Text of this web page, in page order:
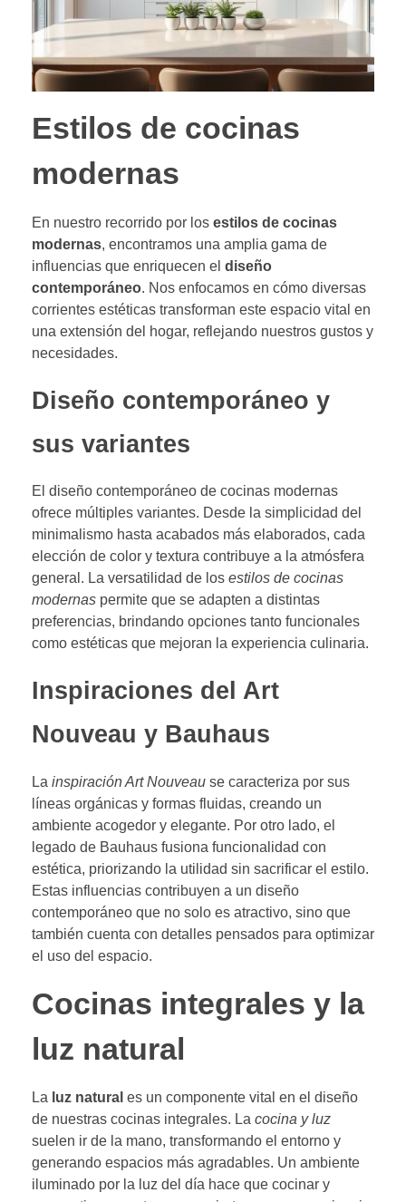
Estilos de cocinas
modernas
En nuestro recorrido por los estilos de cocinas
modernas, encontramos una amplia gama de
influencias que enriquecen el diseño
contemporáneo. Nos enfocamos en cómo diversas
corrientes estéticas transforman este espacio vital en
una extensión del hogar, reflejando nuestros gustos y
necesidades.
Diseño contemporáneo y
sus variantes
El diseño contemporáneo de cocinas modernas
ofrece múltiples variantes. Desde la simplicidad del
minimalismo hasta acabados más elaborados, cada
elección de color y textura contribuye a la atmósfera
general. La versatilidad de los estilos de cocinas
modernas permite que se adapten a distintas
preferencias, brindando opciones tanto funcionales
como estéticas que mejoran la experiencia culinaria.
Inspiraciones del Art
Nouveau y Bauhaus
La inspiración Art Nouveau se caracteriza por sus
líneas orgánicas y formas fluidas, creando un
ambiente acogedor y elegante. Por otro lado, el
legado de Bauhaus fusiona funcionalidad con
estética, priorizando la utilidad sin sacrificar el estilo.
Estas influencias contribuyen a un diseño
contemporáneo que no solo es atractivo, sino que
también cuenta con detalles pensados para optimizar
el uso del espacio.
Cocinas integrales y la
luz natural
La luz natural es un componente vital en el diseño
de nuestras cocinas integrales. La cocina y luz
suelen ir de la mano, transformando el entorno y
generando espacios más agradables. Un ambiente
iluminado por la luz del día hace que cocinar y